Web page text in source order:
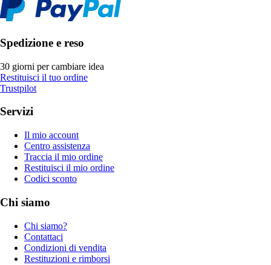
Spedizione e reso
30 giorni per cambiare idea
Restituisci il tuo ordine
Trustpilot
Servizi
Il mio account
Centro assistenza
Traccia il mio ordine
Restituisci il mio ordine
Codici sconto
Chi siamo
Chi siamo?
Contattaci
Condizioni di vendita
Restituzioni e rimborsi